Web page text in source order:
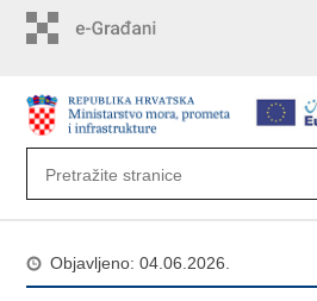
Objavljeno: 04.06.2026.